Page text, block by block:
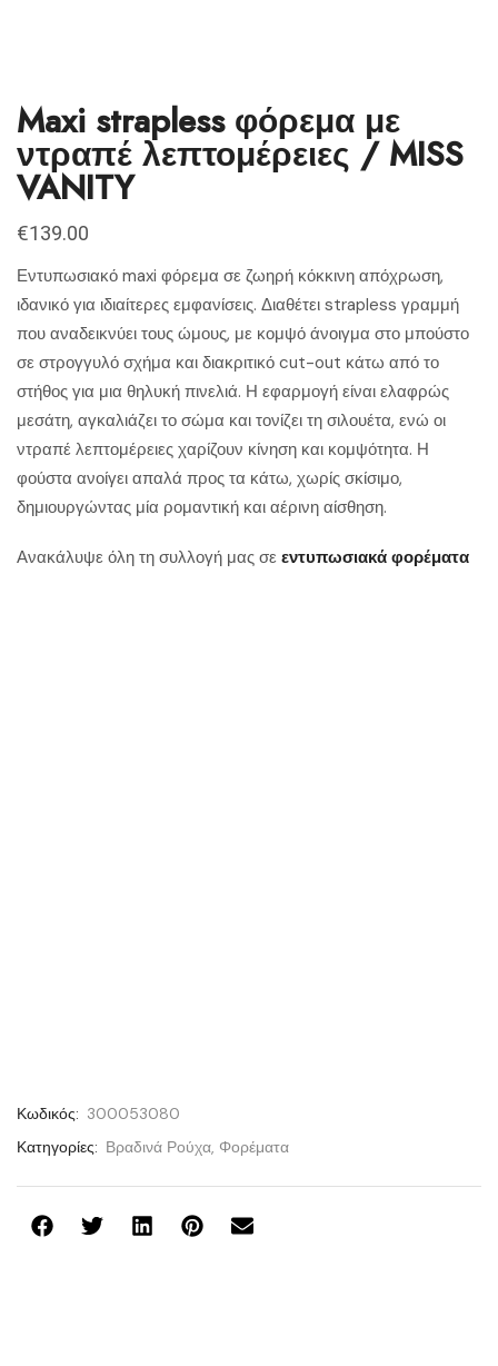
Maxi strapless φόρεμα με
ντραπέ λεπτομέρειες / MISS
VANITY
€139.00
Εντυπωσιακό maxi φόρεμα σε ζωηρή κόκκινη απόχρωση,
ιδανικό για ιδιαίτερες εμφανίσεις. Διαθέτει strapless γραμμή
που αναδεικνύει τους ώμους, με κομψό άνοιγμα στο μπούστο
σε στρογγυλό σχήμα και διακριτικό cut-out κάτω από το
στήθος για μια θηλυκή πινελιά. Η εφαρμογή είναι ελαφρώς
μεσάτη, αγκαλιάζει το σώμα και τονίζει τη σιλουέτα, ενώ οι
ντραπέ λεπτομέρειες χαρίζουν κίνηση και κομψότητα. Η
φούστα ανοίγει απαλά προς τα κάτω, χωρίς σκίσιμο,
δημιουργώντας μία ρομαντική και αέρινη αίσθηση.
Ανακάλυψε όλη τη συλλογή μας σε εντυπωσιακά φορέματα
Κωδικός: 300053080
Κατηγορίες: Βραδινά Ρούχα, Φορέματα